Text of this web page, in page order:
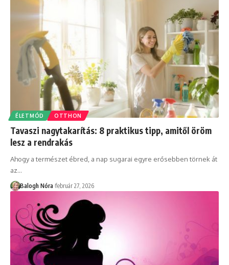
ÉLETMÓD OTTHON
Tavaszi nagytakarítás: 8 praktikus tipp, amitől öröm
lesz a rendrakás
Ahogy a természet ébred, a nap sugarai egyre erősebben törnek át
az…
Balogh Nóra február 27, 2026